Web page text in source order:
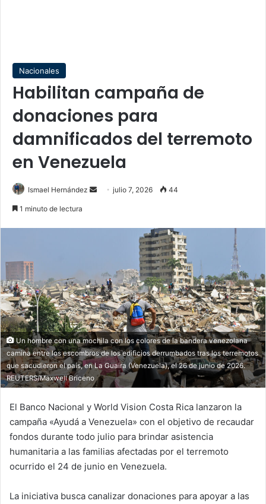
Nacionales
Habilitan campaña de
donaciones para
damnificados del terremoto
en Venezuela
Ismael Hernández
Sendjulio 7, 2026 44
1 minuto de lectura
Un hombre con una mochila con los colores de la bandera venezolana
camina entre los escombros de los edificios derrumbados tras los terremotos
que sacudieron el país, en La Guaira (Venezuela), el 26 de junio de 2026.
REUTERS/Maxwell Briceno
El Banco Nacional y World Vision Costa Rica lanzaron la
campaña «Ayudá a Venezuela» con el objetivo de recaudar
fondos durante todo julio para brindar asistencia
humanitaria a las familias afectadas por el terremoto
ocurrido el 24 de junio en Venezuela.
La iniciativa busca canalizar donaciones para apoyar a las